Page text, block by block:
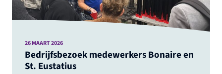
Bedrijfsbezoek medewerkers Bonaire en
St. Eustatius
26 MAART 2026